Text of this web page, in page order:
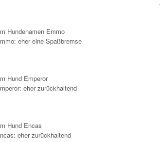
Hundenamen Emmo
eher eine Spaßbremse
Hund Emperor
eher zurückhaltend
Hund Encas
eher zurückhaltend